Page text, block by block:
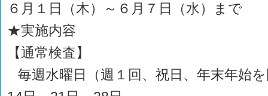
６月１日（木）～６月７日（水）まで
★実施内容
【通常検査】
毎週水曜日（週１回、祝日、年末年始